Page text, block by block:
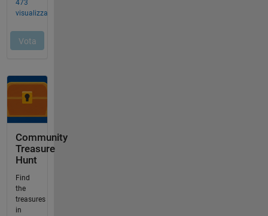
Community
Treasure
Hunt
Find
the
treasures
in